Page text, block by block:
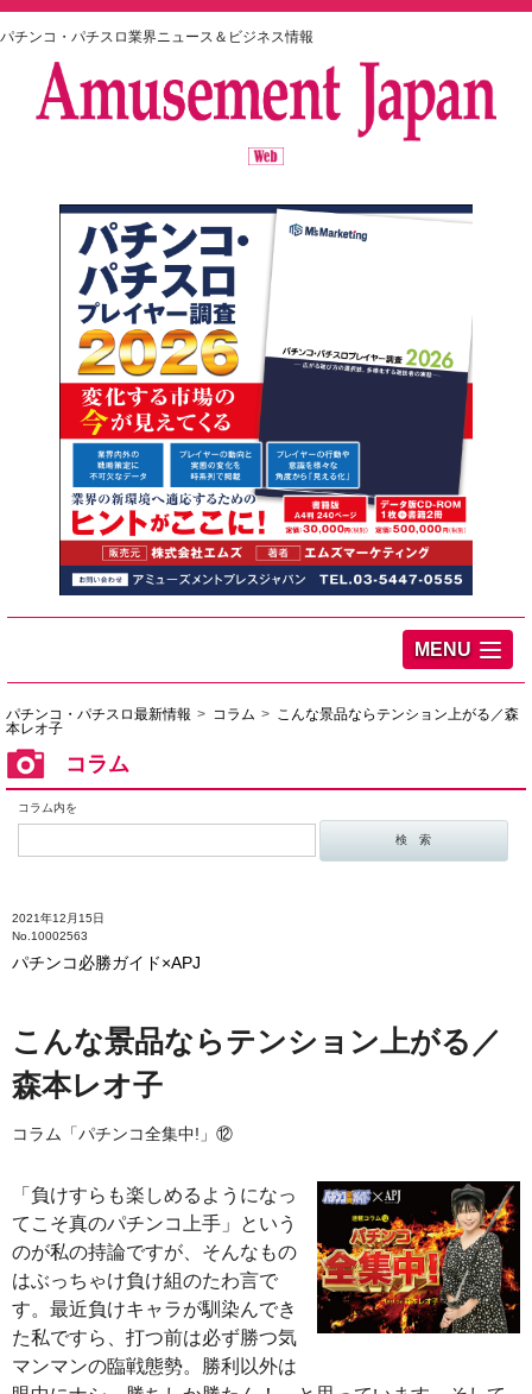
パチンコ・パチスロ業界ニュース＆ビジネス情報
MENU
パチンコ・パチスロ最新情報 コラム
こんな景品ならテンション上がる／森
本レオ子
コラム
コラム内を
2021年12月15日
No.10002563
パチンコ必勝ガイド×APJ
こんな景品ならテンション上がる／
森本レオ子
コラム「パチンコ全集中!」⑫
「負けすらも楽しめるようになっ
てこそ真のパチンコ上手」という
のが私の持論ですが、そんなもの
はぶっちゃけ負け組のたわ言で
す。最近負けキャラが馴染んでき
た私ですら、打つ前は必ず勝つ気
マンマンの臨戦態勢。勝利以外は